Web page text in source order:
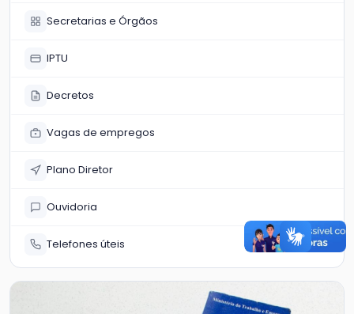
Secretarias e Órgãos
IPTU
Decretos
Vagas de empregos
Plano Diretor
Ouvidoria
Telefones úteis